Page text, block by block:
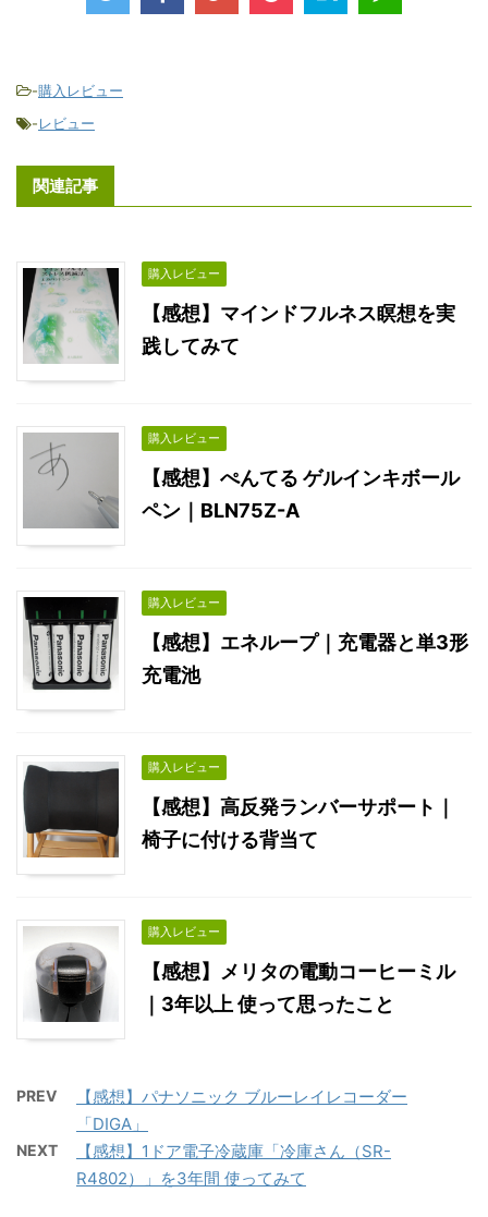
-購入レビュー
-レビュー
関連記事
購入レビュー
【感想】マインドフルネス瞑想を実
践してみて
購入レビュー
【感想】ぺんてる ゲルインキボール
ペン｜BLN75Z-A
購入レビュー
【感想】エネループ｜充電器と単3形
充電池
購入レビュー
【感想】高反発ランバーサポート｜
椅子に付ける背当て
購入レビュー
【感想】メリタの電動コーヒーミル
｜3年以上 使って思ったこと
PREV
【感想】パナソニック ブルーレイレコーダー
「DIGA」
NEXT
【感想】1ドア電子冷蔵庫「冷庫さん（SR-
R4802）」を3年間 使ってみて